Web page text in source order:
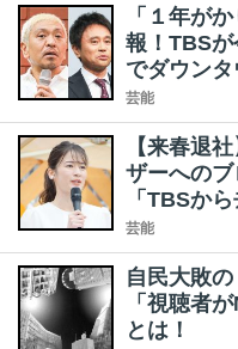
「１年が
報！TBSが
でダウン
芸能
【来春退
ザーへの
「TBSか
芸能
自民大敗
「視聴者
とは！